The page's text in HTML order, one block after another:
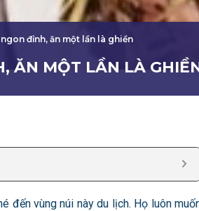
đỉnh, ăn một lần là ghiền
ĂN MỘT LẦN LÀ
đến vùng núi này du lịch. Họ luôn